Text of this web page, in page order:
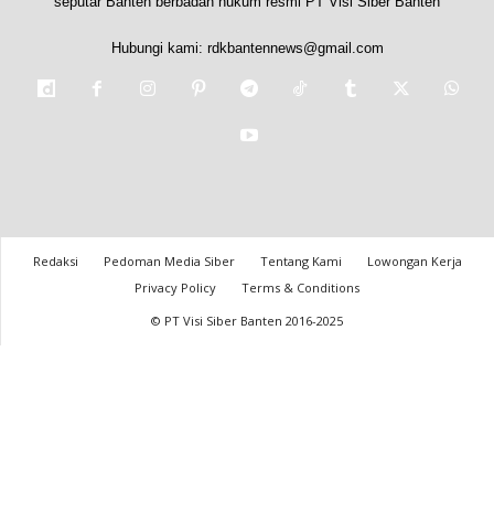
Hubungi kami: rdkbantennews@gmail.com
Redaksi Pedoman Media Siber Tentang Kami
Lowongan Kerja
Privacy Policy
Terms & Conditions
© PT Visi Siber Banten 2016-2025